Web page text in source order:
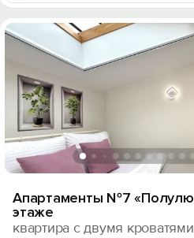
Апартаменты №7
этаже
квартира с двумя кроватями